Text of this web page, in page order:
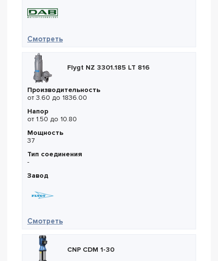
Смотреть— DAB NKV 45/6-2 T
Flygt NZ 3301.185 LT 816
Производительность
от 3.60 до 1836.00
Напор
от 1.50 до 10.80
Мощность
37
Тип соединения
-
Завод
Смотреть— Flygt NZ 3301.185 LT 816
CNP CDM 1-30